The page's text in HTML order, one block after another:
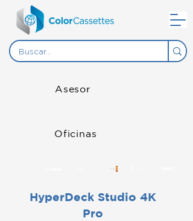
Asesor
Oficinas
HyperDeck Studio 4K
Pro